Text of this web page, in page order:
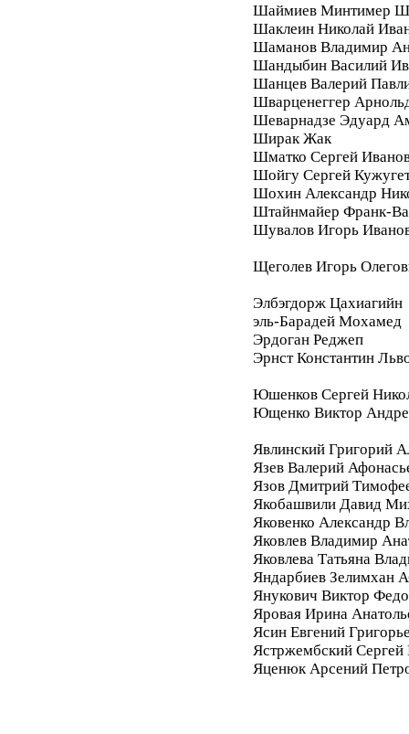
Шаймиев Минтимер
Шаклеин Николай
Шаманов Владимир
Шандыбин Василий
Шанцев Валерий
Шварценеггер
Шеварнадзе Эдуард
Ширак Жак
Шматко Сергей
Шойгу Сергей
Шохин Александр
Штайнмайер Франк-
Шувалов Игорь
Щеголев Игорь
Элбэгдорж Цахиагийн
эль-Барадей Мохамед
Эрдоган Реджеп
Эрнст Константин
Юшенков Сергей
Ющенко Виктор
Явлинский Григорий
Язев Валерий
Язов Дмитрий
Якобашвили Давид
Яковенко Александр
Яковлев Владимир
Яковлева Татьяна
Яндарбиев Зелимхан
Янукович Виктор
Яровая Ирина
Ясин Евгений
Ястржембский
Яценюк Арсений